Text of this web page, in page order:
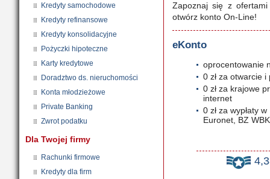
Kredyty samochodowe
Kredyty refinansowe
Kredyty konsolidacyjne
Pożyczki hipoteczne
Karty kredytowe
Doradztwo ds. nieruchomości
Konta młodzieżowe
Private Banking
Zwrot podatku
Dla Twojej firmy
Rachunki firmowe
Kredyty dla firm
Zapoznaj się z
otwórz konto On-Line!
eKonto
oprocentowanie
0 zł za otwarcie
0 zł za krajowe
internet
0 zł za wypłaty
Euronet, BZ